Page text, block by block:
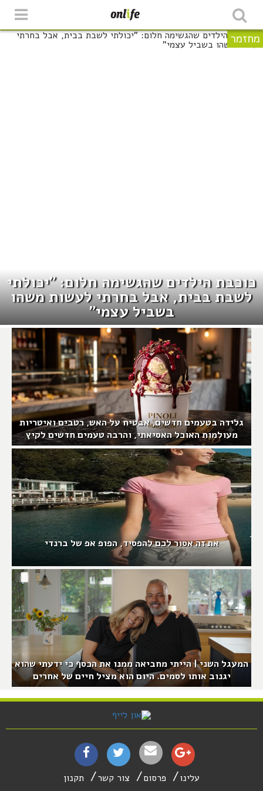
מחזמר
כוכבת הילדים שהגשימה חלום: "יכולתי
לשבת בבית, אבל בחרתי לעשות משהו
בשביל עצמי"
גלידה בטעמים חדשים, אבטיח על האש, רטבים ואיטריות
מעולמות האוכל האסיאתי, והרבה טעמים חדשים לקיץ
את זה אסור לכם להפסיד, הפופ אפ של ברנדי
המעגל השני | הייתי מחביאה ממנו את הכסף כי ידעתי שהוא
יגנוב אותו לסמים. היום הוא מציל חיים של אחרים
עלינו פרסום צור קשר תקנון